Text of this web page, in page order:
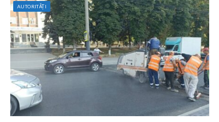
AUTORITĂȚI